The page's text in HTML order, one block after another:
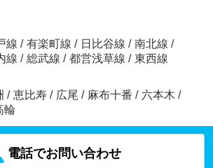
線 / 有楽町線 / 日比谷線 / 南北線 /
線 / 総武線 / 都営浅草線 / 東西線
/ 恵比寿 / 広尾 / 麻布十番 / 六本木 /
輪
電話でお問い合わせ